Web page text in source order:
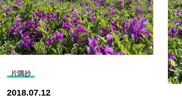
片隅抄
2018.07.12